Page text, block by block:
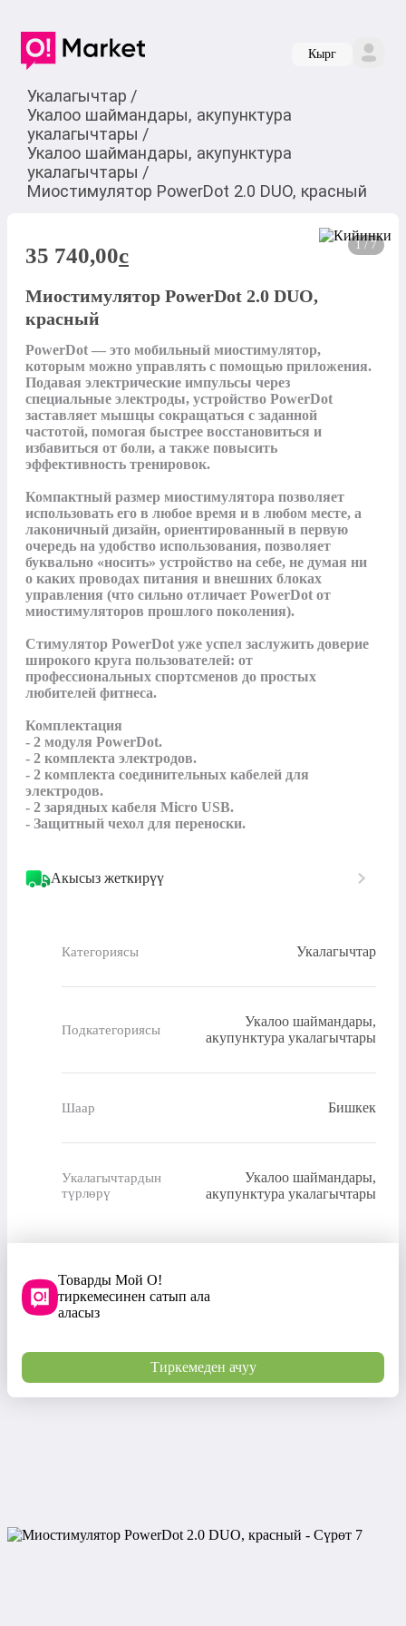
Кырг
Укалагычтар /
Укалоо шаймандары, акупунктура
укалагычтары /
Укалоо шаймандары, акупунктура
укалагычтары /
Миостимулятор PowerDot 2.0 DUO, красный
1 / 7
35 740,00c
Миостимулятор PowerDot 2.0 DUO,
красный
PowerDot — это мобильный миостимулятор,
которым можно управлять с помощью приложения.
Подавая электрические импульсы через
специальные электроды, устройство PowerDot
заставляет мышцы сокращаться с заданной
частотой, помогая быстрее восстановиться и
избавиться от боли, а также повысить
эффективность тренировок.
Компактный размер миостимулятора позволяет
использовать его в любое время и в любом месте, а
лаконичный дизайн, ориентированный в первую
очередь на удобство использования, позволяет
буквально «носить» устройство на себе, не думая ни
о каких проводах питания и внешних блоках
управления (что сильно отличает PowerDot от
миостимуляторов прошлого поколения).
Стимулятор PowerDot уже успел заслужить доверие
широкого круга пользователей: от
профессиональных спортсменов до простых
любителей фитнеса.
Комплектация
- 2 модуля PowerDot.
- 2 комплекта электродов.
- 2 комплекта соединительных кабелей для
электродов.
- 2 зарядных кабеля Micro USB.
- Защитный чехол для переноски.
Акысыз жеткирүү
Категориясы Укалагычтар
Подкатегориясы
Укалоо шаймандары,
акупунктура укалагычтары
Шаар Бишкек
Укалагычтардын
түрлөрү
Укалоо шаймандары,
акупунктура укалагычтары
Товарды Мой О!
тиркемесинен сатып ала
аласыз
Тиркемеден ачуу